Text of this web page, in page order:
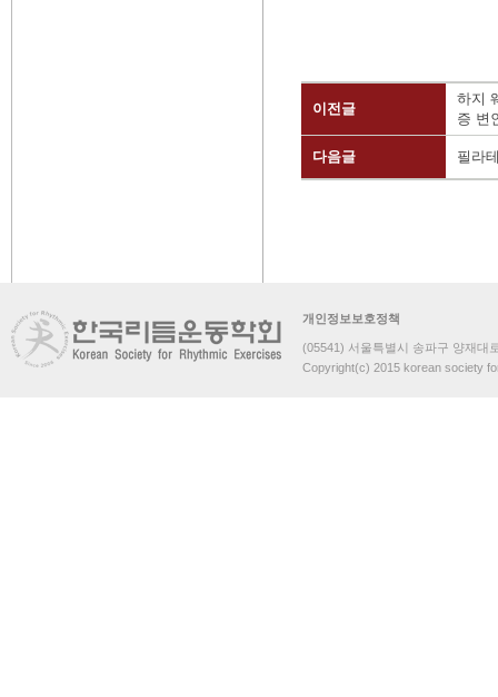
이전글
하지
증 변
다음글 필라
개인정보보호정책
(05541) 서울특별시 송파구 양재대
Copyright(c) 2015 korean society